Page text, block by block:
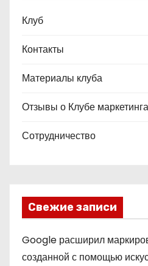
Клуб
Контакты
Материалы клуба
Отзывы о Клубе
Сотрудничество
Свежие записи
Google расширил
созданной с помощью